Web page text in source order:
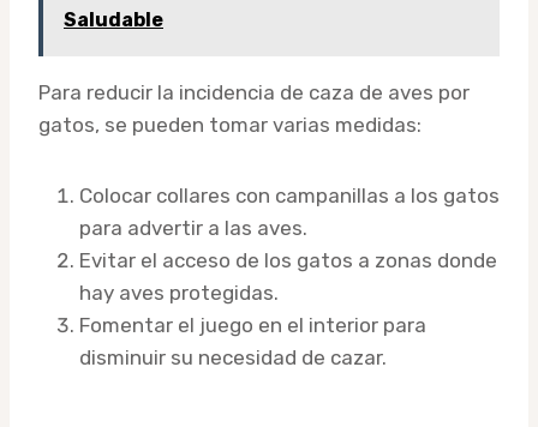
Saludable
Para reducir la incidencia de caza de aves por
gatos, se pueden tomar varias medidas:
Colocar collares con campanillas a los gatos
para advertir a las aves.
Evitar el acceso de los gatos a zonas donde
hay aves protegidas.
Fomentar el juego en el interior para
disminuir su necesidad de cazar.